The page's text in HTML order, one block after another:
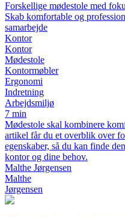
Forskellige mødestole med
Skab komfortable og
samarbejde
Kontor
Kontor
Mødestole
Kontormøbler
Ergonomi
Indretning
Arbejdsmiljø
7 min
Mødestole skal kombinere
artikel får du et overblik over
egenskaber, så du kan finde
kontor og dine behov.
Malthe Jørgensen
Malthe
Jørgensen